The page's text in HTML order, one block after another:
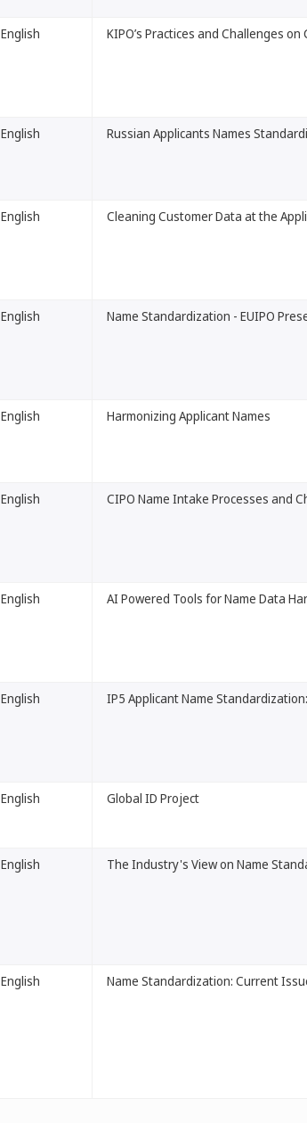
English KIPO’s Practices and Challenges
English Russian Applicants Names
English Cleaning Customer Data at the
English Name Standardization - EUIPO
English Harmonizing Applicant Names
English CIPO Name Intake Processes and
English AI Powered Tools for Name Data
English IP5 Applicant Name
English Global ID Project
English The Industry's View on Name
English Name Standardization: Current